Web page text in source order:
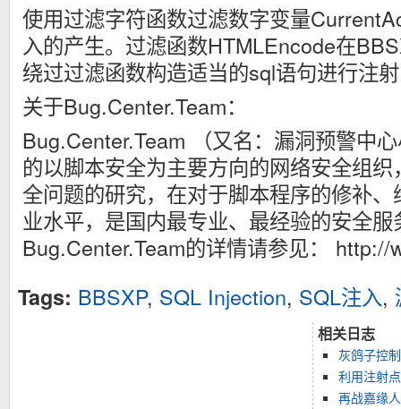
使用过滤字符函数过滤数字变量
入的产生。过滤函数HTMLEncode在
绕过过滤函数构造适当的sql语句进行注
关于Bug.Center.Team：
Bug.Center.Team （又名：漏洞预警中
的以脚本安全为主要方向的网络安全组
全问题的研究，在对于脚本程序的修补
业水平，是国内最专业、最经验的安全
Bug.Center.Team的详情请参见： http://
Tags: BBSXP, SQL Injection, SQL注入,
相关日志
灰鸽子控
利用注射
再战嘉缘